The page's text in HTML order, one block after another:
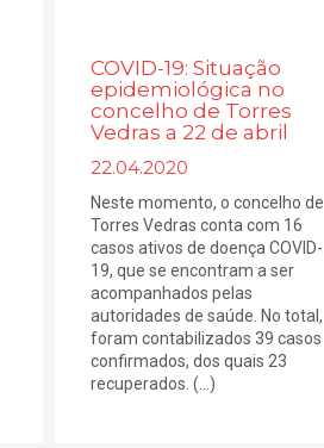
COVID-19: Situação
epidemiológica no
concelho de Torres
Vedras a 22 de abril
22.04.2020
Neste momento, o concelho de
Torres Vedras conta com 16
casos ativos de doença COVID-
19, que se encontram a ser
acompanhados pelas
autoridades de saúde. No total,
foram contabilizados 39 casos
confirmados, dos quais 23
recuperados. (...)